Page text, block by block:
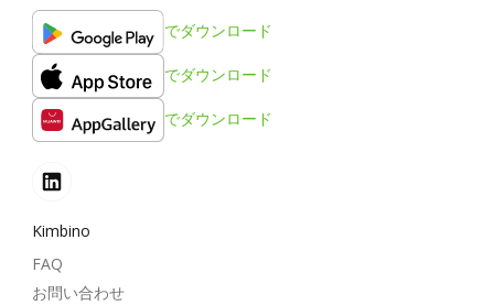
でダウンロード
でダウンロード
でダウンロード
Kimbino
FAQ
お問い合わせ